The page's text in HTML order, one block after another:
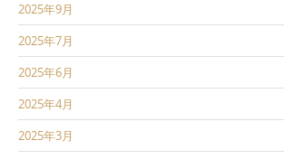
2025年9月
2025年7月
2025年6月
2025年4月
2025年3月